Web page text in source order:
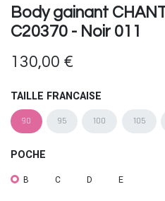
Body gainant
C20370 - Noir 011
130,00 €
TAILLE FRANCAISE
90 95 100 105
POCHE
B C D E